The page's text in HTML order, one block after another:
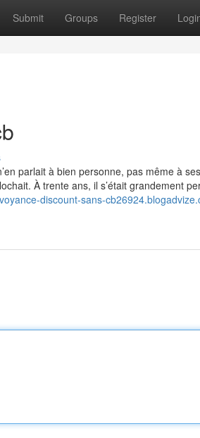
Submit Groups Register
parlait à bien personne, pas même à
À trente ans, il s’était grandement
discount-sans-